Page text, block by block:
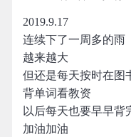
2019.9.17
连续下了一周多的雨
越来越大
但还是每天按时在图
背单词看教资
以后每天也要早早背
加油加油